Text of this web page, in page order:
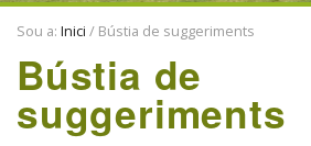
ENTITATS
Sou a: Inici / Bústia de suggeriments
Bústia de
suggeriments